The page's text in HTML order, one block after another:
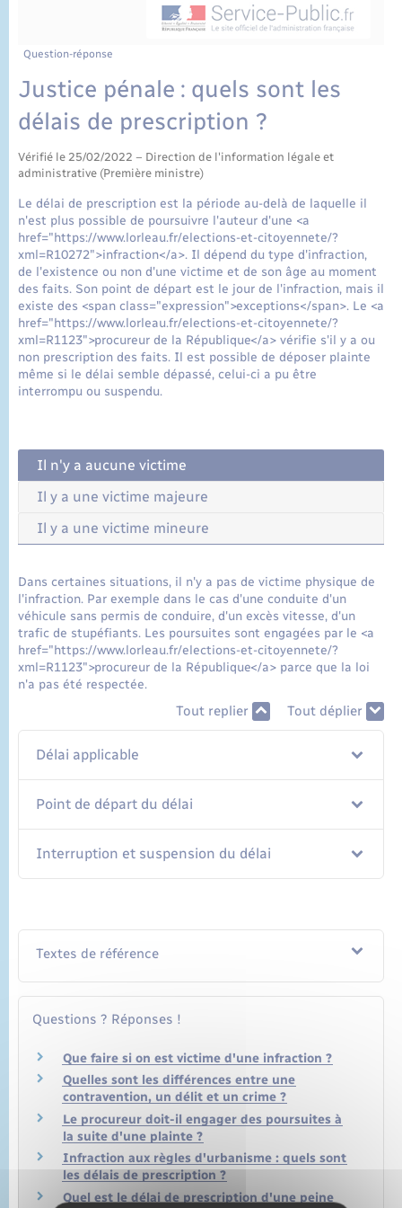
Question-réponse
Justice pénale : quels sont les
délais de prescription ?
Vérifié le 25/02/2022 – Direction de l'information légale et
administrative (Première ministre)
Le délai de prescription est la période au-delà de laquelle il
n'est plus possible de poursuivre l'auteur d'une <a
href="https://www.lorleau.fr/elections-et-citoyennete/?
xml=R10272">infraction</a>. Il dépend du type d'infraction,
de l'existence ou non d'une victime et de son âge au moment
des faits. Son point de départ est le jour de l'infraction, mais il
existe des <span class="expression">exceptions</span>. Le <a
href="https://www.lorleau.fr/elections-et-citoyennete/?
xml=R1123">procureur de la République</a> vérifie s'il y a ou
non prescription des faits. Il est possible de déposer plainte
même si le délai semble dépassé, celui-ci a pu être
interrompu ou suspendu.
Il n'y a aucune victime
Il y a une victime majeure
Il y a une victime mineure
Dans certaines situations, il n'y a pas de victime physique de
l'infraction. Par exemple dans le cas d'une conduite d'un
véhicule sans permis de conduire, d'un excès vitesse, d'un
trafic de stupéfiants. Les poursuites sont engagées par le <a
href="https://www.lorleau.fr/elections-et-citoyennete/?
xml=R1123">procureur de la République</a> parce que la loi
n'a pas été respectée.
Tout replier Tout déplier
Délai applicable
Point de départ du délai
Interruption et suspension du délai
Textes de référence
Questions ? Réponses !
Que faire si on est victime d'une infraction ?
Quelles sont les différences entre une
contravention, un délit et un crime ?
Le procureur doit-il engager des poursuites à
la suite d'une plainte ?
Infraction aux règles d'urbanisme : quels sont
les délais de prescription ?
Quel est le délai de prescription d'une peine